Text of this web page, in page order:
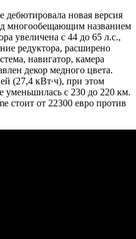
дебютировала новая версия
многообещающим названием
увеличена с 44 до 65 л.с.,
редуктора, расширено
навигатор, камера
декор медного цвета.
(27,4 кВт∙ч), при этом
уменьшилась с 230 до 220 км.
стоит от 22300 евро против